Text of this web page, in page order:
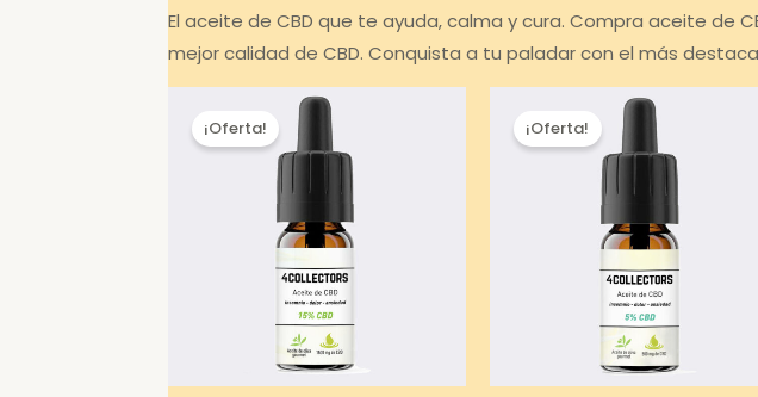
El aceite de CBD que te ayuda, calma y cura. Compra aceite de
mejor calidad de CBD. Conquista a tu paladar con el más
¡Oferta! ¡Oferta!